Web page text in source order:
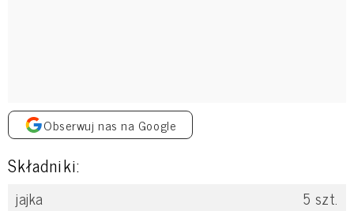
Obserwuj nas na Google
Składniki:
jajka 5 szt.